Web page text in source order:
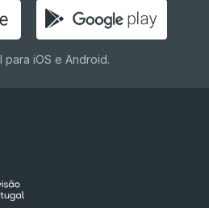
para iOS e Android.